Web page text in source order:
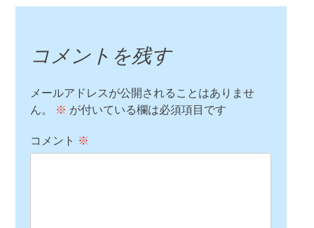
コメントを残す
メールアドレスが公開されることはありませ
ん。
※ が付いている欄は必須項目です
コメント ※